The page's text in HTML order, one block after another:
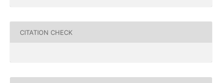
CITATION CHECK